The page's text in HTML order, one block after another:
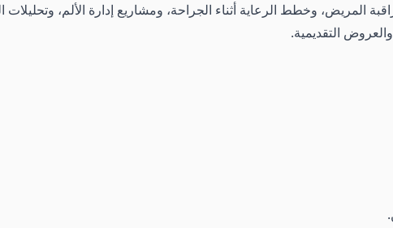
المريض، وخطط الرعاية أثناء الجراحة، ومشاريع إدارة الألم، وتحليلات
التقديمية.